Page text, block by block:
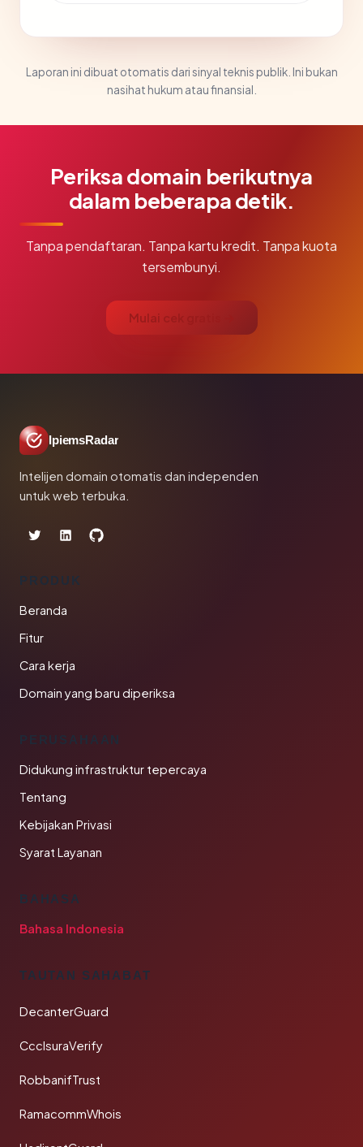
Laporan ini dibuat otomatis dari sinyal teknis publik. Ini bukan
nasihat hukum atau finansial.
Periksa domain berikutnya
dalam beberapa detik.
Tanpa pendaftaran. Tanpa kartu kredit. Tanpa kuota
tersembunyi.
Mulai cek gratis →
IpiemsRadar
Intelijen domain otomatis dan independen
untuk web terbuka.
PRODUK
Beranda
Fitur
Cara kerja
Domain yang baru diperiksa
PERUSAHAAN
Didukung infrastruktur tepercaya
Tentang
Kebijakan Privasi
Syarat Layanan
BAHASA
Bahasa Indonesia
TAUTAN SAHABAT
DecanterGuard
CcclsuraVerify
RobbanifTrust
RamacommWhois